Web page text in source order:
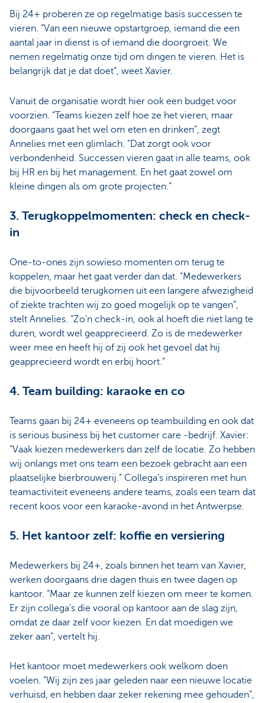
Bij 24+ proberen ze op regelmatige basis successen te
vieren. “Van een nieuwe opstartgroep, iemand die een
aantal jaar in dienst is of iemand die doorgroeit. We
nemen regelmatig onze tijd om dingen te vieren. Het is
belangrijk dat je dat doet”, weet Xavier.
Vanuit de organisatie wordt hier ook een budget voor
voorzien. “Teams kiezen zelf hoe ze het vieren, maar
doorgaans gaat het wel om eten en drinken”, zegt
Annelies met een glimlach. “Dat zorgt ook voor
verbondenheid. Successen vieren gaat in alle teams, ook
bij HR en bij het management. En het gaat zowel om
kleine dingen als om grote projecten.”
3. Terugkoppelmomenten: check en check-
in
One-to-ones zijn sowieso momenten om terug te
koppelen, maar het gaat verder dan dat. “Medewerkers
die bijvoorbeeld terugkomen uit een langere afwezigheid
of ziekte trachten wij zo goed mogelijk op te vangen”,
stelt Annelies. “Zo’n check-in, ook al hoeft die niet lang te
duren, wordt wel geapprecieerd. Zo is de medewerker
weer mee en heeft hij of zij ook het gevoel dat hij
geapprecieerd wordt en erbij hoort.”
4. Team building: karaoke en co
Teams gaan bij 24+ eveneens op teambuilding en ook dat
is serious business bij het customer care -bedrijf. Xavier:
“Vaak kiezen medewerkers dan zelf de locatie. Zo hebben
wij onlangs met ons team een bezoek gebracht aan een
plaatselijke bierbrouwerij.” Collega’s inspireren met hun
teamactiviteit eveneens andere teams, zoals een team dat
recent koos voor een karaoke-avond in het Antwerpse.
5. Het kantoor zelf: koffie en versiering
Medewerkers bij 24+, zoals binnen het team van Xavier,
werken doorgaans drie dagen thuis en twee dagen op
kantoor. “Maar ze kunnen zelf kiezen om meer te komen.
Er zijn collega’s die vooral op kantoor aan de slag zijn,
omdat ze daar zelf voor kiezen. En dat moedigen we
zeker aan”, vertelt hij.
Het kantoor moet medewerkers ook welkom doen
voelen. “Wij zijn zes jaar geleden naar een nieuwe locatie
verhuisd, en hebben daar zeker rekening mee gehouden”,